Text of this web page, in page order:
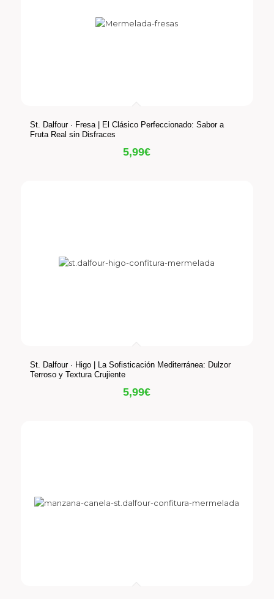
St. Dalfour · Fresa | El Clásico Perfeccionado: Sabor a
Fruta Real sin Disfraces
5,99€
St. Dalfour · Higo | La Sofisticación Mediterránea: Dulzor
Terroso y Textura Crujiente
5,99€